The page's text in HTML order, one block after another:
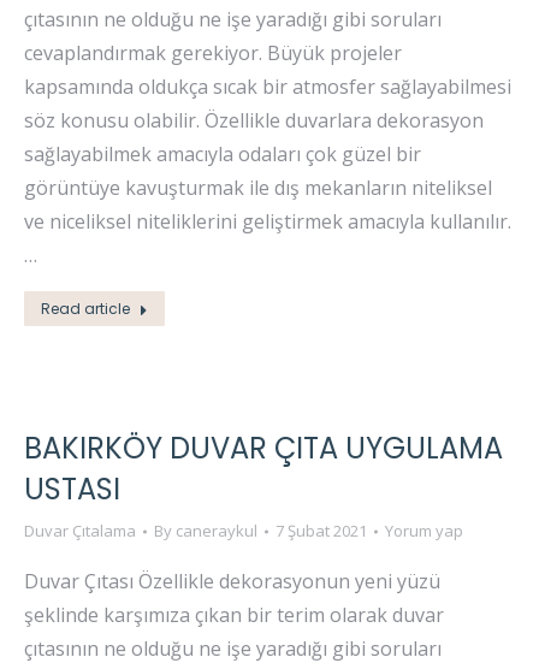
çıtasının ne olduğu ne işe yaradığı gibi soruları
cevaplandırmak gerekiyor. Büyük projeler
kapsamında oldukça sıcak bir atmosfer sağlayabilmesi
söz konusu olabilir. Özellikle duvarlara dekorasyon
sağlayabilmek amacıyla odaları çok güzel bir
görüntüye kavuşturmak ile dış mekanların niteliksel
ve niceliksel niteliklerini geliştirmek amacıyla kullanılır.
…
Read article
BAKIRKÖY DUVAR ÇITA UYGULAMA
USTASI
Duvar Çıtalama By caneraykul 7 Şubat 2021 Yorum yap
Duvar Çıtası Özellikle dekorasyonun yeni yüzü
şeklinde karşımıza çıkan bir terim olarak duvar
çıtasının ne olduğu ne işe yaradığı gibi soruları